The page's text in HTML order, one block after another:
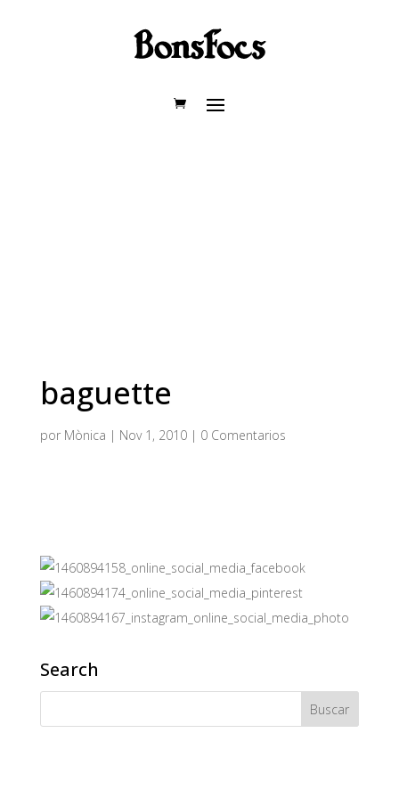
baguette
por Mònica | Nov 1, 2010| 0 Comentarios
Search